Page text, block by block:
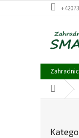
na
Domů
kategorie